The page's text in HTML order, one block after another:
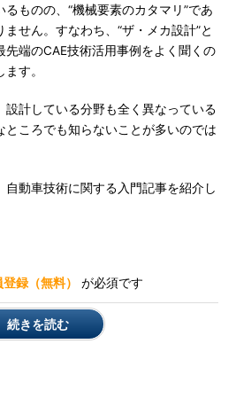
ものの、“機械要素のカタマリ”であ
せん。すなわち、“ザ・メカ設計”と
先端のCAE技術活用事例をよく聞くの
す。
計している分野も全く異なっている
ところでも知らないことが多いのでは
動車技術に関する入門記事を紹介し
録（無料） が必須です
続きを読む